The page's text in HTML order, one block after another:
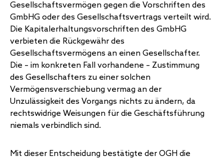
Gesellschaftsvermögen gegen die Vorschriften des
GmbHG oder des Gesellschaftsvertrags verteilt wird.
Die Kapitalerhaltungsvorschriften des GmbHG
verbieten die Rückgewähr des
Gesellschaftsvermögens an einen Gesellschafter.
Die – im konkreten Fall vorhandene – Zustimmung
des Gesellschafters zu einer solchen
Vermögensverschiebung vermag an der
Unzulässigkeit des Vorgangs nichts zu ändern, da
rechtswidrige Weisungen für die Geschäftsführung
niemals verbindlich sind.
Mit dieser Entscheidung bestätigte der OGH die